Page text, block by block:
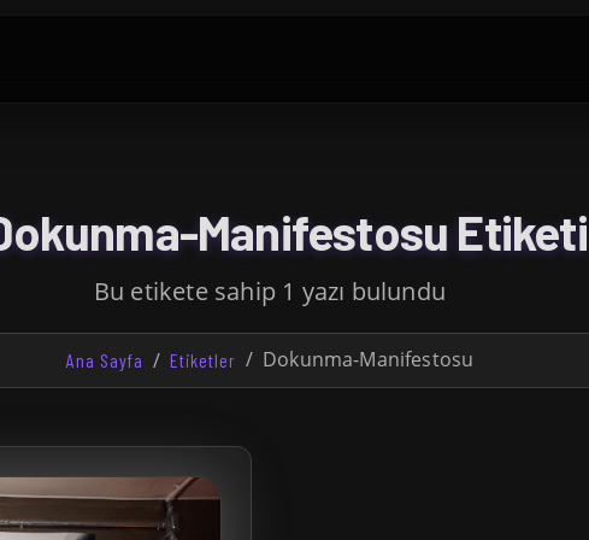
Manifestosu Etiketi
Bu etikete sahip 1 yazı bulundu
Ana Sayfa Etiketler Dokunma-Manifestosu